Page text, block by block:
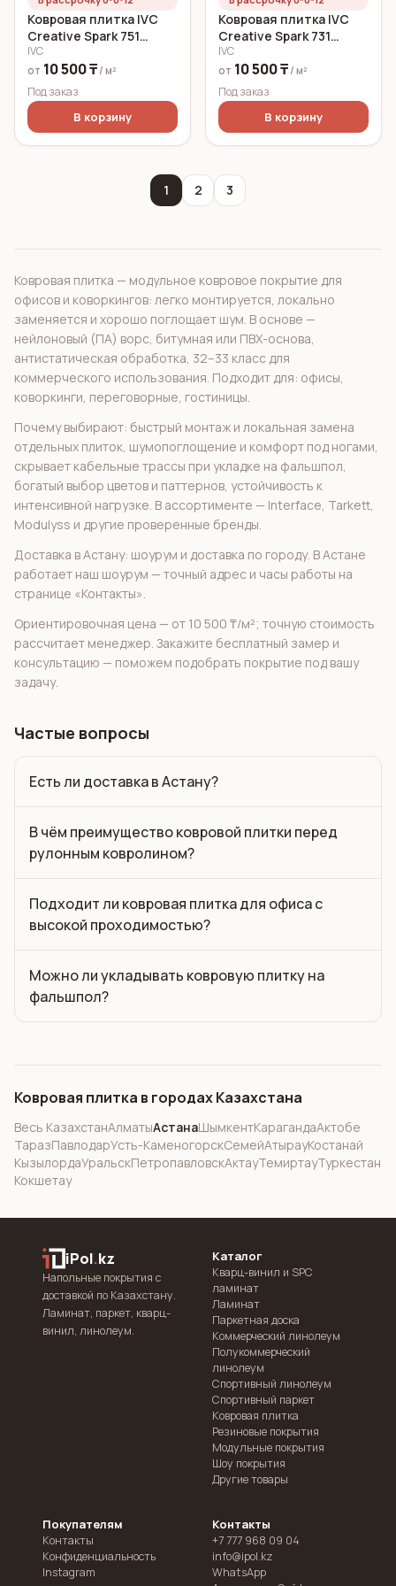
Ковровая плитка IVC
Creative Spark 751
(Бежевый) 6,3 мм
IVC
от 10 500 ₸ / м²
Под заказ
В корзину
Ковровая плитка IVC
Creative Spark 731
(Бежевый) 6,3 мм
IVC
от 10 500 ₸ / м²
Под заказ
В корзину
1 2 3
Ковровая плитка — модульное ковровое покрытие для
офисов и коворкингов: легко монтируется, локально
заменяется и хорошо поглощает шум. В основе —
нейлоновый (ПА) ворс, битумная или ПВХ-основа,
антистатическая обработка, 32–33 класс для
коммерческого использования. Подходит для: офисы,
коворкинги, переговорные, гостиницы.
Почему выбирают: быстрый монтаж и локальная замена
отдельных плиток, шумопоглощение и комфорт под ногами,
скрывает кабельные трассы при укладке на фальшпол,
богатый выбор цветов и паттернов, устойчивость к
интенсивной нагрузке. В ассортименте — Interface, Tarkett,
Modulyss и другие проверенные бренды.
Доставка в Астану: шоурум и доставка по городу. В Астане
работает наш шоурум — точный адрес и часы работы на
странице «Контакты».
Ориентировочная цена — от 10 500 ₸/м²; точную стоимость
рассчитает менеджер. Закажите бесплатный замер и
консультацию — поможем подобрать покрытие под вашу
задачу.
Частые вопросы
Есть ли доставка в Астану?
В чём преимущество ковровой плитки перед
рулонным ковролином?
Подходит ли ковровая плитка для офиса с
высокой проходимостью?
Можно ли укладывать ковровую плитку на
фальшпол?
Ковровая плитка в городах Казахстана
Весь КазахстанАлматыАстанаШымкентКарагандаАктобе
ТаразПавлодарУсть-КаменогорскСемейАтырауКостанай
КызылордаУральскПетропавловскАктауТемиртауТуркестан
Кокшетау
iPol.kz
Напольные покрытия с
доставкой по Казахстану.
Ламинат, паркет, кварц-
винил, линолеум.
Каталог
Кварц-винил и SPC
ламинат
Ламинат
Паркетная доска
Коммерческий линолеум
Полукоммерческий
линолеум
Спортивный линолеум
Спортивный паркет
Ковровая плитка
Резиновые покрытия
Модульные покрытия
Шоу покрытия
Другие товары
Покупателям
Контакты
Конфиденциальность
Instagram
Контакты
+7 777 968 09 04
info@ipol.kz
WhatsApp